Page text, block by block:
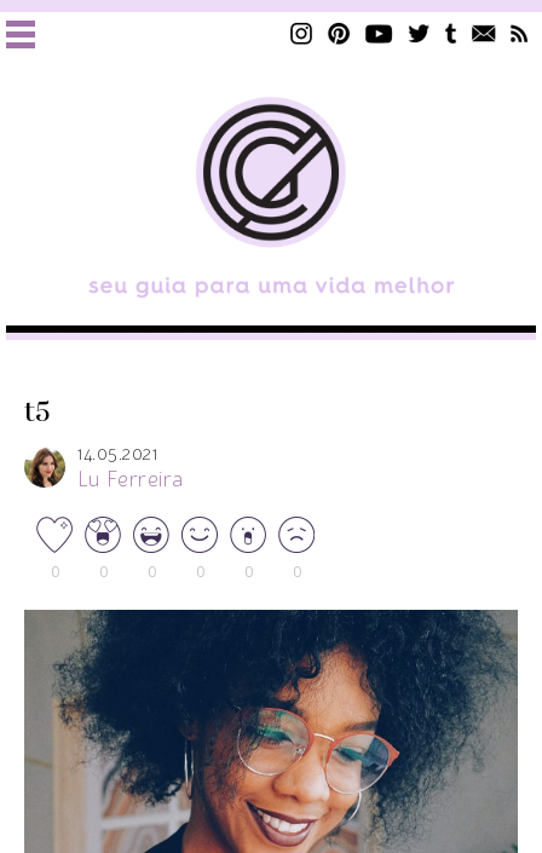
t5
14.05.2021
Lu Ferreira
0 0 0 0 0 0